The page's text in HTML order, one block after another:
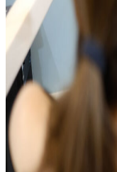
影片專區
最新消息